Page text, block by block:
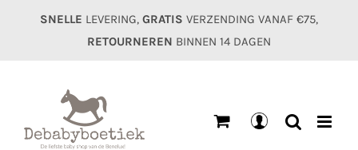
SNELLE LEVERING, GRATIS VERZENDING VANAF €75,
RETOURNEREN BINNEN 14 DAGEN